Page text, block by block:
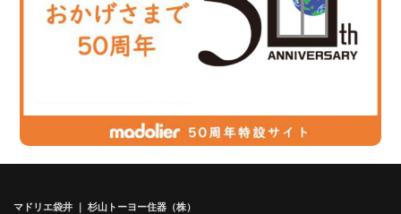
マドリエ袋井 ｜ 杉山トーヨー住器（株）